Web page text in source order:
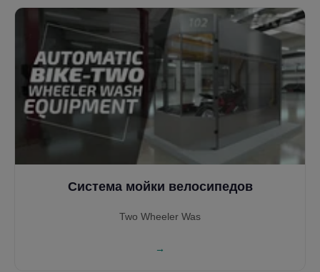
движение. Благодаря разнообразным моечным аркам,
управлению на базе ПЛК и системе рециркуляции
воды, обеспечивает высочайшее качество очистки,
безопасность и снижение эксплуатационных затрат.
Система мойки велосипедов
Two Wheeler Was
→